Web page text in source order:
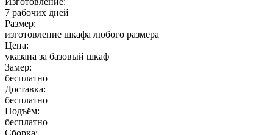
7 рабочих дней
Размер:
изготовление шкафа любого размера
Цена:
указана за базовый шкаф
Замер:
бесплатно
Доставка:
бесплатно
Подъём:
бесплатно
Сборка: